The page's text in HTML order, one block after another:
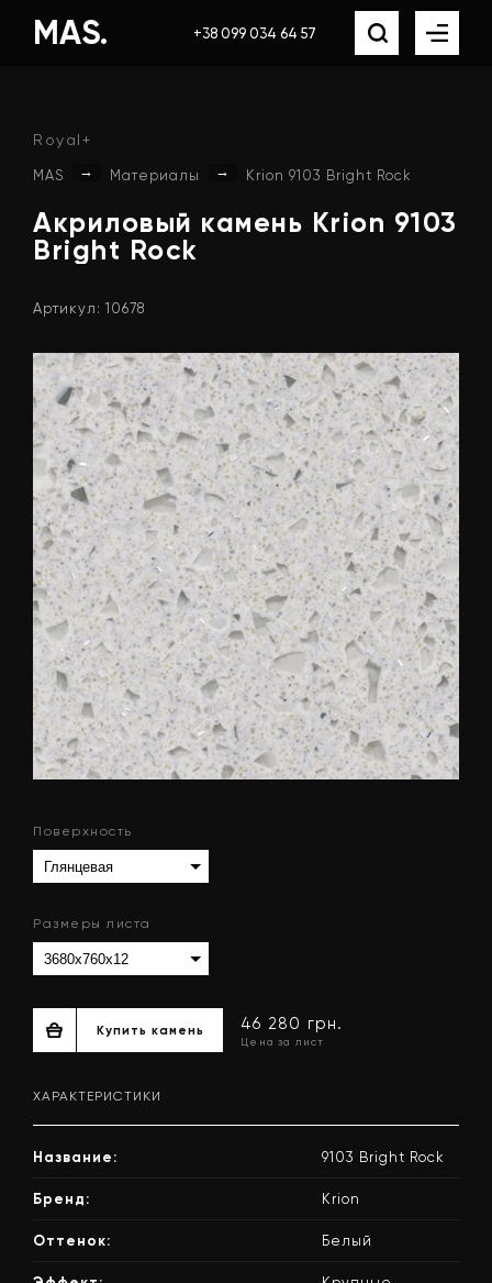
MAS. +38 099 034 64 57
Royal+
MAS → Материалы → Krion 9103 Bright Rock
Акриловый камень Krion 9103
Bright Rock
Артикул: 10678
Поверхность
Размеры листа
ХАРАКТЕРИСТИКИ
Название: 9103 Bright Rock
Бренд: Krion
Оттенок: Белый